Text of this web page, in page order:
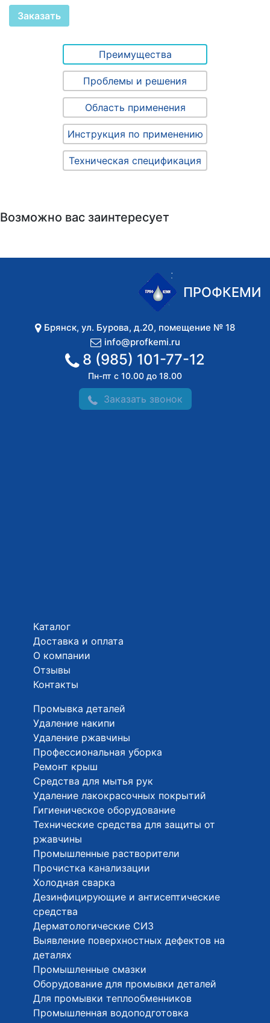
Заказать
Преимущества
Проблемы и решения
Область применения
Инструкция по применению
Техническая спецификация
Возможно вас заинтересует
ПРОФКЕМИ
Брянск, ул. Бурова, д.20, помещение № 18
info@profkemi.ru
8 (985) 101-77-12
Пн-пт с 10.00 до 18.00
Заказать звонок
Каталог
Доставка и оплата
О компании
Отзывы
Контакты
Промывка деталей
Удаление накипи
Удаление ржавчины
Профессиональная уборка
Ремонт крыш
Средства для мытья рук
Удаление лакокрасочных покрытий
Гигиеническое оборудование
Технические средства для защиты от
ржавчины
Промышленные растворители
Прочистка канализации
Холодная сварка
Дезинфицирующие и антисептические
средства
Дерматологические СИЗ
Выявление поверхностных дефектов на
деталях
Промышленные смазки
Оборудование для промывки деталей
Для промывки теплообменников
Промышленная водоподготовка